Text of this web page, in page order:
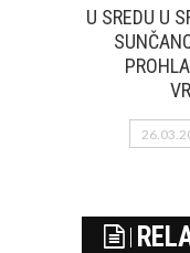
U SREDU U